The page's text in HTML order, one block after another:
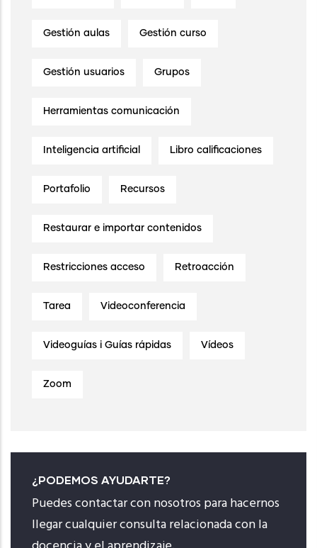
Gestión aulas Gestión curso
Gestión usuarios Grupos
Herramientas comunicación
Inteligencia artificial Libro calificaciones
Portafolio Recursos
Restaurar e importar contenidos
Restricciones acceso Retroacción
Tarea Videoconferencia
Videoguías i Guías rápidas Vídeos
Zoom
¿PODEMOS AYUDARTE?
Puedes contactar con nosotros para hacernos
llegar cualquier consulta relacionada con la